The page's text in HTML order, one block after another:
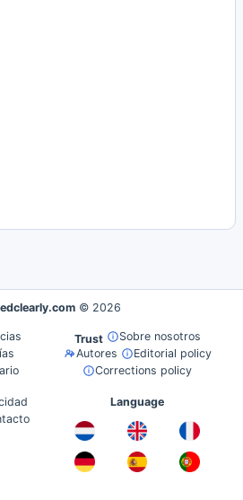
© 2026
Trust
Sobre nosotros
Autores
Editorial policy
Corrections policy
Language